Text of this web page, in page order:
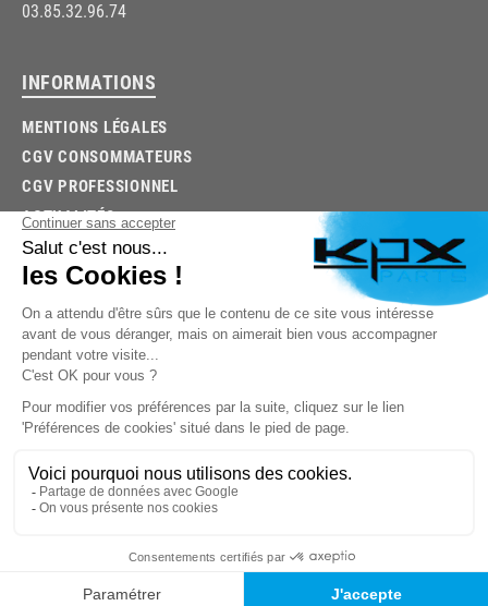
03.85.32.96.74
© 2026 -KPX PARTS- SITE CRÉÉ PARLET'S CLIC
03.85.32.96.74
INFORMATIONS
MENTIONS LÉGALES
CGV CONSOMMATEURS
CGV PROFESSIONNEL
ACTUALITÉS
TROUVEZ LA BONNE PIÈCE RAPIDEMENT
03.85.32.96.74